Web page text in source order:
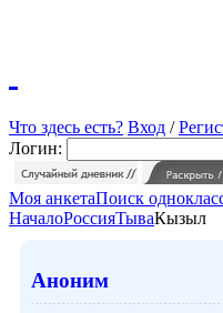
Что здесь есть? Вход /
Логин:
Моя анкетаПоиск
НачалоРоссияТываКызыл
Аноним